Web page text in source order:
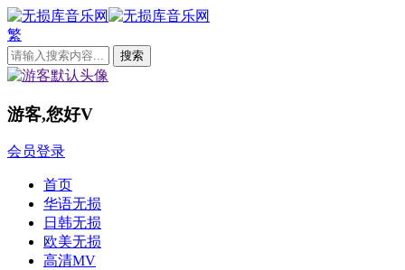
繁
游客,您好V
会员登录
首页
华语无损
日韩无损
欧美无损
高清MV